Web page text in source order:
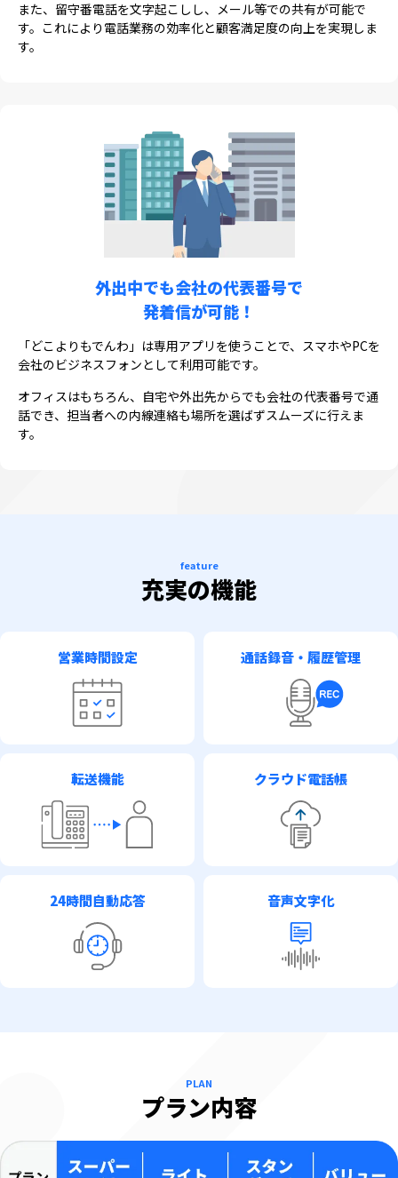
また、留守番電話を文字起こしし、メール等での共有が可能で
す。これにより電話業務の効率化と顧客満足度の向上を実現しま
す。
外出中でも会社の代表番号で
発着信が可能！
「どこよりもでんわ」は専用アプリを使うことで、スマホやPCを
会社のビジネスフォンとして利用可能です。
オフィスはもちろん、自宅や外出先からでも会社の代表番号で通
話でき、担当者への内線連絡も場所を選ばずスムーズに行えま
す。
feature
充実の機能
営業時間設定 通話録音・履歴管理
転送機能 クラウド電話帳
24時間自動応答 音声文字化
PLAN
プラン内容